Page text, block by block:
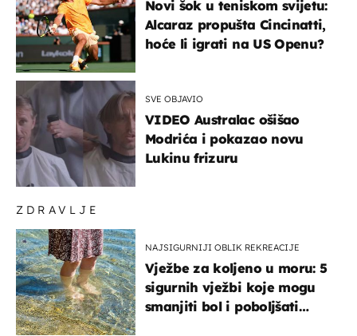
ZDRAVLJE
NAJSIGURNIJI OBLIK REKREACIJE
Vježbe za koljeno u moru: 5
sigurnih vježbi koje mogu
smanjiti bol i poboljšati
Novi šok u teniskom svijetu:
Alcaraz propušta Cincinatti,
hoće li igrati na US Openu?
SVE OBJAVIO
VIDEO Australac ošišao
Modrića i pokazao novu
Lukinu frizuru